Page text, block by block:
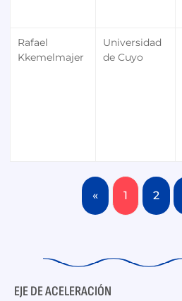
Rafael
Kkemelmajer
Universidad
de Cuyo
« 1 2
EJE DE ACELERACIÓN